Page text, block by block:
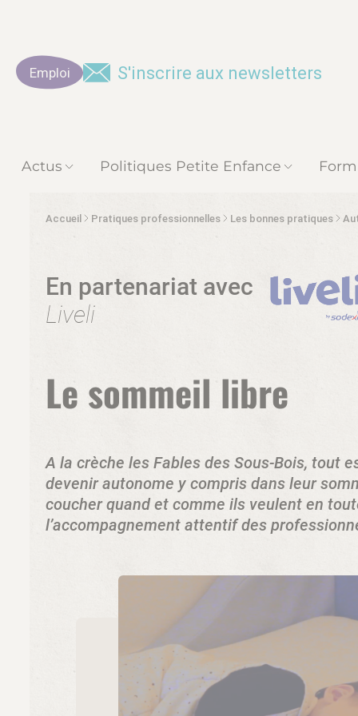
Emploi S'inscrire aux newsletters
Actus Politiques Petite Enfance
Accueil Pratiques professionnelles Les bonnes pratiques
En partenariat avec
Liveli
Le sommeil libre
A la crèche les Fables des Sous-Bois, tout
devenir autonome y compris dans leur
coucher quand et comme ils veulent en
l’accompagnement attentif des